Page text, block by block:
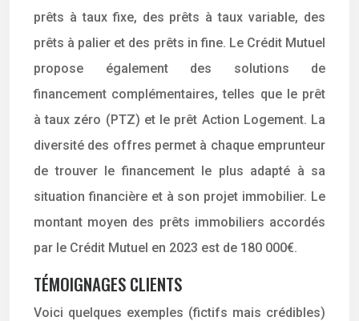
prêts à taux fixe, des prêts à taux variable, des
prêts à palier et des prêts in fine. Le Crédit Mutuel
propose également des solutions de
financement complémentaires, telles que le prêt
à taux zéro (PTZ) et le prêt Action Logement. La
diversité des offres permet à chaque emprunteur
de trouver le financement le plus adapté à sa
situation financière et à son projet immobilier. Le
montant moyen des prêts immobiliers accordés
par le Crédit Mutuel en 2023 est de 180 000€.
TÉMOIGNAGES CLIENTS
Voici quelques exemples (fictifs mais crédibles)